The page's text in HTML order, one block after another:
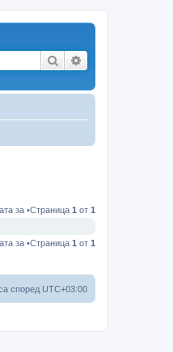
Търсене
за •Страница 1 от 1
за •Страница 1 от 1
според UTC+03:00